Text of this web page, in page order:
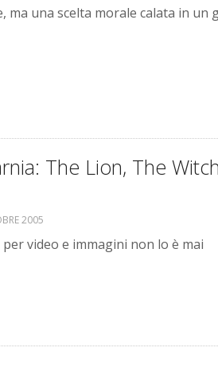
ma una scelta morale calata in un
The Lion, The Witch
2005
video e immagini non lo è mai